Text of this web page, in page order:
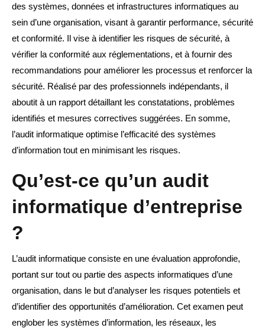
des systèmes, données et infrastructures informatiques au
sein d’une organisation, visant à garantir performance, sécurité
et conformité. Il vise à identifier les risques de sécurité, à
vérifier la conformité aux réglementations, et à fournir des
recommandations pour améliorer les processus et renforcer la
sécurité. Réalisé par des professionnels indépendants, il
aboutit à un rapport détaillant les constatations, problèmes
identifiés et mesures correctives suggérées. En somme,
l’audit informatique optimise l’efficacité des systèmes
d’information tout en minimisant les risques.
Qu’est-ce qu’un audit
informatique d’entreprise
?
L’audit informatique consiste en une évaluation approfondie,
portant sur tout ou partie des aspects informatiques d’une
organisation, dans le but d’analyser les risques potentiels et
d’identifier des opportunités d’amélioration. Cet examen peut
englober les systèmes d’information, les réseaux, les